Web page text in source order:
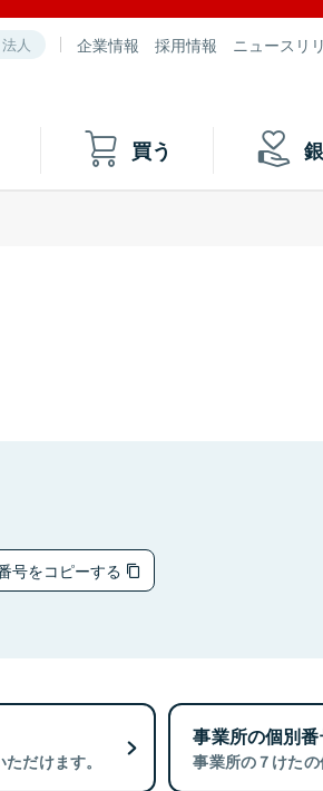
法人 企業情報 採用情報 ニュースリ
買う
号をコピーする
だけます。
事業所の個別
事業所の７けたの